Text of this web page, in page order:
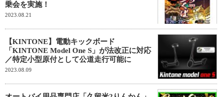
乗会を実施！
2023.08.21
【KINTONE】電動キックボード
「KINTONE Model One S」が法改正に対応
／特定小型原付として公道走行可能に
2023.08.09